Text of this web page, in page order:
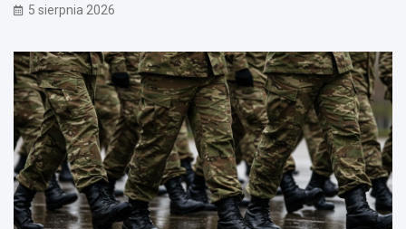
5 sierpnia 2026